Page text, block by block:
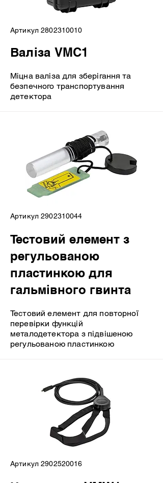
Артикул2802310010
Валіза VMC1
Міцна валіза для зберігання та
безпечного транспортування
детектора
Артикул2902310044
Тестовий елемент з
регульованою
пластинкою для
гальмівного гвинта
Тестовий елемент для повторної
перевірки функцій
металодетектора з підвішеною
регульованою пластинкою
Артикул2902520016